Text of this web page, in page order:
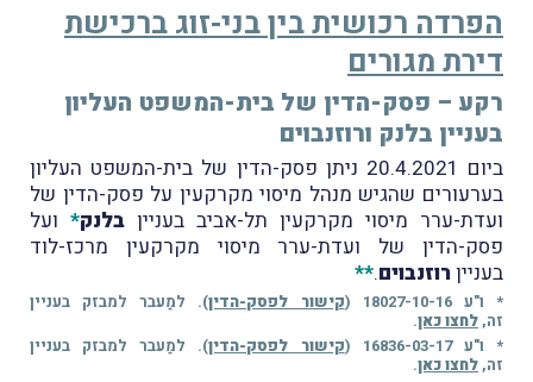
הפרדה רכושית בין בני-זוג ברכישת
דירת מגורים
רקע – פסק-הדין של בית-המשפט העליון
בעניין בלנק ורוזנבוים
ביום 20.4.2021 ניתן פסק-הדין של בית-המשפט העליון
בערעורים שהגיש מנהל מיסוי מקרקעין על פסק-הדין של
ועדת-ערר מיסוי מקרקעין תל-אביב בעניין בלנק* ועל
פסק-הדין של ועדת-ערר מיסוי מקרקעין מרכז-לוד
בענייןרוזנבוים.
**
* ו"ע 18027-10-16 ( קישור לפסק-הדין). למַעבר למבזק בעניין
זה,לחצו כאן.
* ו"ע 16836-03-17 (
קישור לפסק-הדין). למַעבר למבזק בעניין
זה,לחצו כאן.